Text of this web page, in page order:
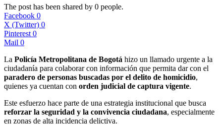
The post has been shared by 0 people.
Facebook 0
X (Twitter) 0
Pinterest 0
Mail 0
La Policía Metropolitana de Bogotá hizo un llamado urgente a la
ciudadanía para colaborar con información que permita dar con el
paradero de personas buscadas por el delito de homicidio,
quienes ya cuentan con orden judicial de captura vigente.
Este esfuerzo hace parte de una estrategia institucional que busca
reforzar la seguridad y la convivencia ciudadana, especialmente
en zonas de alta incidencia delictiva.